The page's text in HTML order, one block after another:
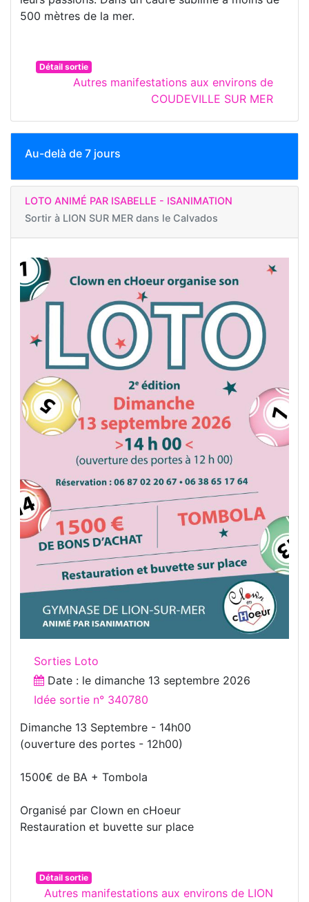
500 mètres de la mer.
Détail sortie
Autres manifestations aux environs de
COUDEVILLE SUR MER
Au-delà de 7 jours
LOTO ANIMÉ PAR ISABELLE - ISANIMATION
Sortir à LION SUR MER dans le Calvados
Sorties Loto
Date : le dimanche 13 septembre 2026
Idée sortie n° 340780
Dimanche 13 Septembre - 14h00
(ouverture des portes - 12h00)
1500€ de BA + Tombola
Organisé par Clown en cHoeur
Restauration et buvette sur place
Détail sortie
Autres manifestations aux environs de LION